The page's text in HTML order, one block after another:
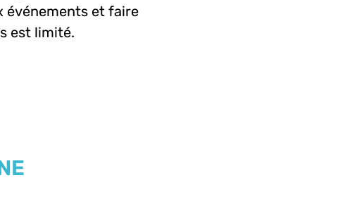
événements et faire
est limité.